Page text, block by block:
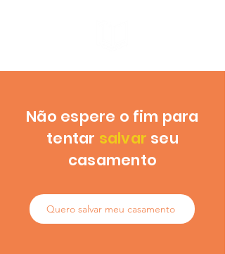
Não espere o fim para
tentar salvar seu
casamento
Quero salvar meu casamento